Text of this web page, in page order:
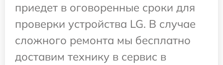
приедет в оговоренные сроки для
проверки устройства LG. В случае
сложного ремонта мы бесплатно
доставим технику в сервис в